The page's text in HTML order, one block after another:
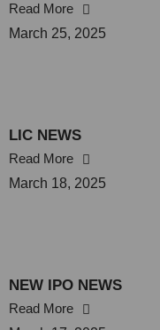
Read More
March 25, 2025
LIC NEWS
Read More
March 18, 2025
NEW IPO NEWS
Read More